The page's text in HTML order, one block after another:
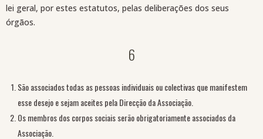
lei geral, por estes estatutos, pelas deliberações dos seus
órgãos.
6
São associados todas as pessoas individuais ou colectivas que manifestem
esse desejo e sejam aceites pela Direcção da Associação.
Os membros dos corpos sociais serão obrigatoriamente associados da
Associação.